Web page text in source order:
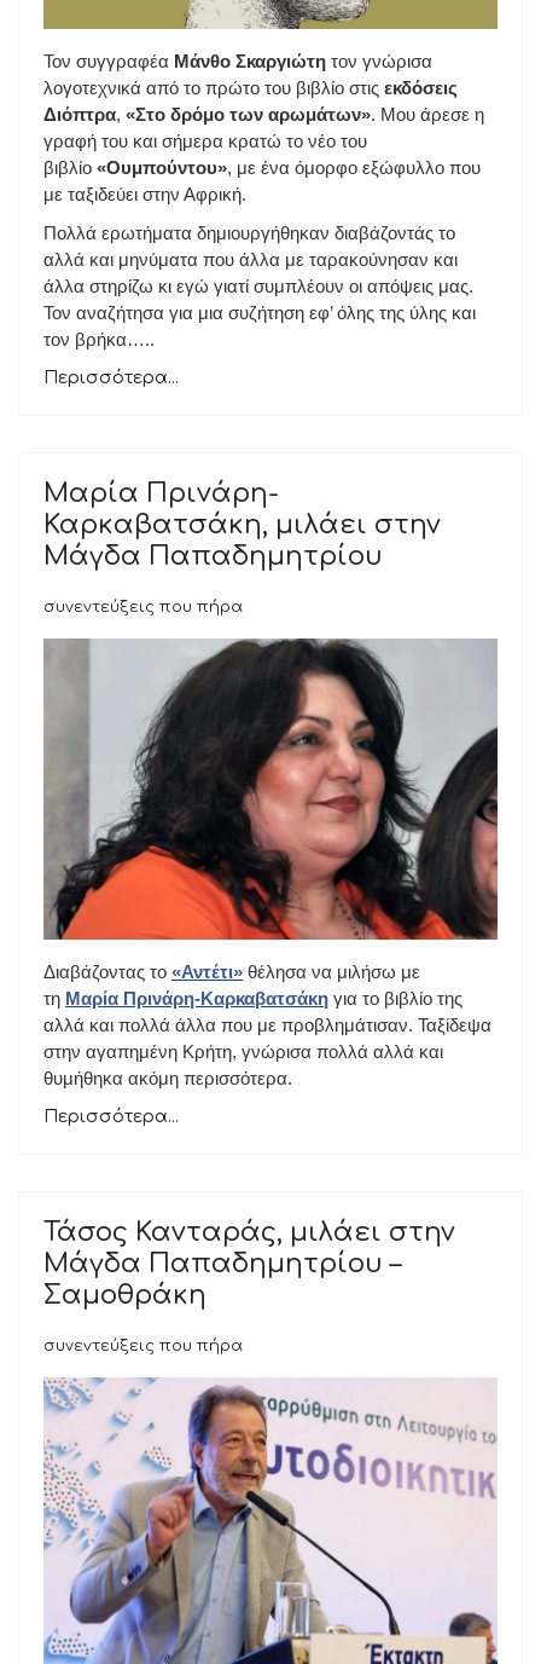
Τον συγγραφέα Μάνθο Σκαργιώτη τον γνώρισα
λογοτεχνικά από το πρώτο του βιβλίο στις εκδόσεις
Διόπτρα, «Στο δρόμο των αρωμάτων». Μου άρεσε η
γραφή του και σήμερα κρατώ το νέο του
βιβλίο «Ουμπούντου», με ένα όμορφο εξώφυλλο που
με ταξιδεύει στην Αφρική.
Πολλά ερωτήματα δημιουργήθηκαν διαβάζοντάς το
αλλά και μηνύματα που άλλα με ταρακούνησαν και
άλλα στηρίζω κι εγώ γιατί συμπλέουν οι απόψεις μας.
Τον αναζήτησα για μια συζήτηση εφ’ όλης της ύλης και
τον βρήκα…..
Περισσότερα...
Μαρία Πρινάρη-
Καρκαβατσάκη, μιλάει στην
Μάγδα Παπαδημητρίου
συνεντεύξεις που πήρα
Διαβάζοντας το «Αντέτι» θέλησα να μιλήσω με
τη Μαρία Πρινάρη-Καρκαβατσάκη για το βιβλίο της
αλλά και πολλά άλλα που με προβλημάτισαν. Ταξίδεψα
στην αγαπημένη Κρήτη, γνώρισα πολλά αλλά και
θυμήθηκα ακόμη περισσότερα.
Περισσότερα...
Τάσος Κανταράς, μιλάει στην
Μάγδα Παπαδημητρίου –
Σαμοθράκη
συνεντεύξεις που πήρα